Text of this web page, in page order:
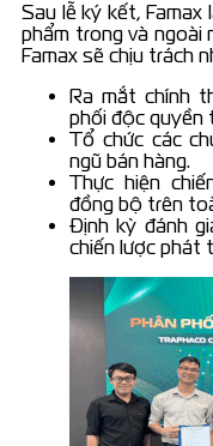
Sau lễ ký kết, Famax
phẩm trong và ngoài
Famax sẽ chịu trách
Ra mắt chính
phối độc quyền
Tổ chức các
ngũ bán hàng.
Thực hiện
đồng bộ trên
Định kỳ đánh
chiến lược phát